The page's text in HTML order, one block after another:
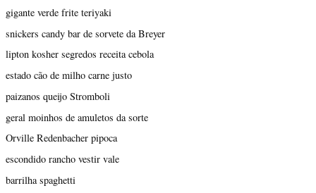
gigante verde frite teriyaki
snickers candy bar de sorvete da Breyer
lipton kosher segredos receita cebola
estado cão de milho carne justo
paizanos queijo Stromboli
geral moinhos de amuletos da sorte
Orville Redenbacher pipoca
escondido rancho vestir vale
barrilha spaghetti